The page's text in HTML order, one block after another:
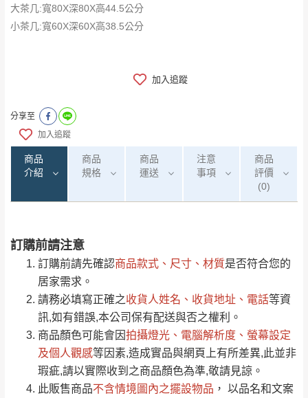
大茶几:寬80X深80X高44.5公分
小茶几:寬60X深60X高38.5公分
加入追蹤
分享至
加入追蹤
商品
介紹
商品
規格
商品
運送
注意
事項
商品
評價
(0)
訂購前請注意
訂購前請先確認商品款式、尺寸、材質是否符合您的
居家需求。
請務必填寫正確之收貨人姓名、收貨地址、電話等資
訊,如有錯誤,本公司保有配送與否之權利。
商品顏色可能會因拍攝燈光、電腦解析度、螢幕設定
及個人觀感等因素,造成實品與網頁上有所差異,此並非
瑕疵,請以實際收到之商品顏色為準,敬請見諒。
此販售商品不含情境圖內之擺設物品 ， 以品名和文案
桌面:黑色岩板+白色岩板
材質:採用高級MDF灰色全烤式材質
抽屜:採用靜音鋼珠滑軌
抽屜:單面造型.單面使用
塗裝:採用PU耐磨.耐水塗裝
腳座:黑砂鐵架
運 費 說 明
運送地區 運送費用
偏遠地區
（請先線上詢問 LINE
→@dershin ）
桃園 復興鄉
注意事項：
由於品項繁多，網頁無法及時更新，如有需
要購買商品，請於出發前來電或到「官方
Line客服」來信確認商品是否有「現貨」與
「金額」。
若商品價格或庫存有異常，商家有權取消訂
單。部分網路商品恕無法更改原設計或客製，敬請
見諒！
0/5 (0)筆
全部 依評論高至低排列
依評論低至高排列 只顯示附上圖片
只顯示附上評論